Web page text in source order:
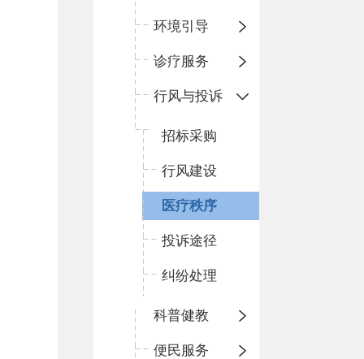
环境引导
诊疗服务
行风与投诉
招标采购
行风建设
医疗秩序
投诉途径
纠纷处理
科普健教
便民服务